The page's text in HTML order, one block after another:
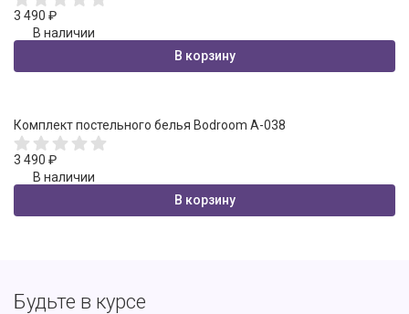
3 490 ₽
В наличии
В корзину
Комплект постельного белья Bodroom A-038
3 490 ₽
В наличии
В корзину
Будьте в курсе